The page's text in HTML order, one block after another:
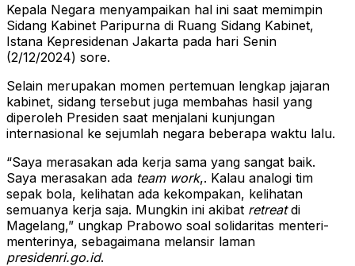
Kepala Negara menyampaikan hal ini saat memimpin
Sidang Kabinet Paripurna di Ruang Sidang Kabinet,
Istana Kepresidenan Jakarta pada hari Senin
(2/12/2024) sore.
Selain merupakan momen pertemuan lengkap jajaran
kabinet, sidang tersebut juga membahas hasil yang
diperoleh Presiden saat menjalani kunjungan
internasional ke sejumlah negara beberapa waktu lalu.
“Saya merasakan ada kerja sama yang sangat baik.
Saya merasakan ada team work,. Kalau analogi tim
sepak bola, kelihatan ada kekompakan, kelihatan
semuanya kerja saja. Mungkin ini akibat retreatdi
Magelang,” ungkap Prabowo soal solidaritas menteri-
menterinya, sebagaimana melansir laman
presidenri.go.id.